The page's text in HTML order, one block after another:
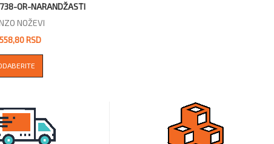
OR-NARANDŽASTI
NOŽEVI
RSD